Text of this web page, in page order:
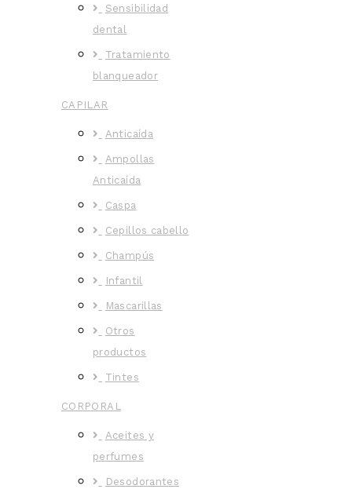
Sensibilidad
dental
Tratamiento
blanqueador
CAPILAR
Anticaída
Ampollas
Anticaída
Caspa
Cepillos cabello
Champús
Infantil
Mascarillas
Otros
productos
Tintes
CORPORAL
Aceites y
perfumes
Desodorantes